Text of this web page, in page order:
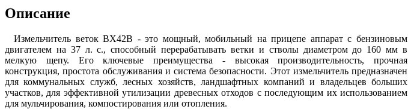
Описание
Измельчитель веток BX42B - это мощный, мобильный на прицепе аппарат с бензиновым
двигателем на 37 л. с., способный перерабатывать ветки и стволы диаметром до 160 мм в
мелкую щепу. Его ключевые преимущества - высокая производительность, прочная
конструкция, простота обслуживания и система безопасности. Этот измельчитель предназначен
для коммунальных служб, лесных хозяйств, ландшафтных компаний и владельцев больших
участков, для эффективной утилизации древесных отходов с последующим их использованием
для мульчирования, компостирования или отопления.